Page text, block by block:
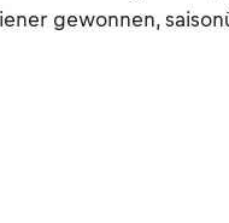
gewonnen,